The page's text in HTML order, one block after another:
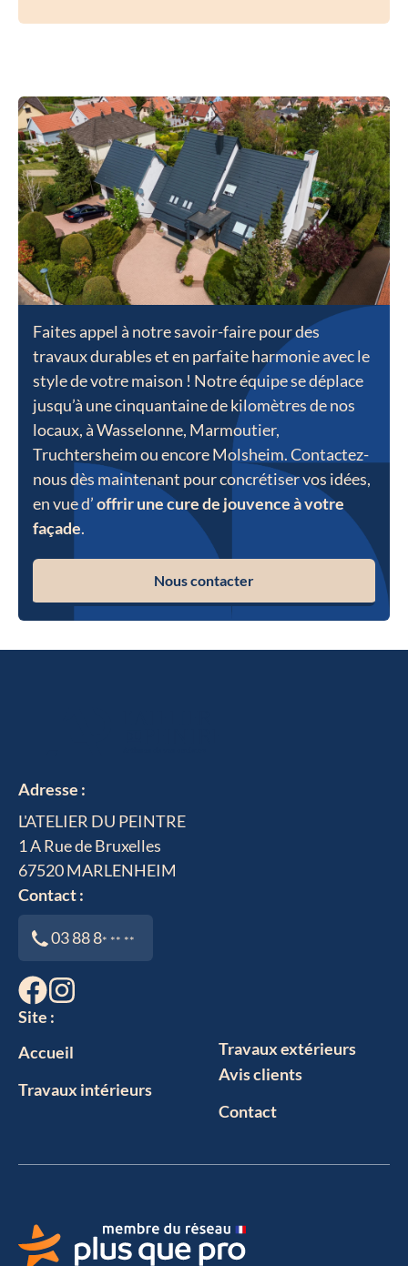
Faites appel à notre savoir-faire pour des
travaux durables et en parfaite harmonie avec le
style de votre maison ! Notre équipe se déplace
jusqu’à une cinquantaine de kilomètres de nos
locaux, à Wasselonne, Marmoutier,
Truchtersheim ou encore Molsheim. Contactez-
nous dès maintenant pour concrétiser vos idées,
en vue d’offrir une cure de jouvence à votre
façade.
Nous contacter
Adresse :
L'ATELIER DU PEINTRE
1 A Rue de Bruxelles
67520MARLENHEIM
Contact :
03 88 8* ** **
Site :
Accueil
Travaux intérieurs
Travaux extérieurs
Avis clients
Contact